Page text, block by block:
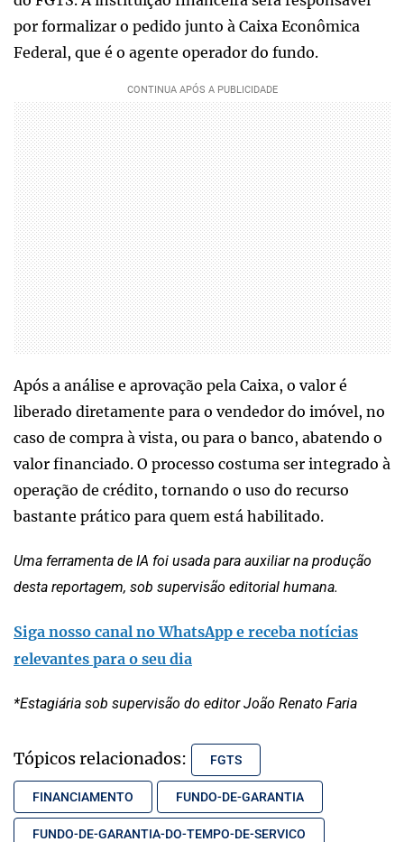
por formalizar o pedido junto à Caixa Econômica
Federal, que é o agente operador do fundo.
Após a análise e aprovação pela Caixa, o valor é
liberado diretamente para o vendedor do imóvel, no
caso de compra à vista, ou para o banco, abatendo o
valor financiado. O processo costuma ser integrado à
operação de crédito, tornando o uso do recurso
bastante prático para quem está habilitado.
Uma ferramenta de IA foi usada para auxiliar na produção
desta reportagem, sob supervisão editorial humana.
Siga nosso canal no WhatsApp e receba notícias
relevantes para o seu dia
*Estagiária sob supervisão do editor João Renato Faria
Tópicos relacionados: FGTS
FINANCIAMENTO FUNDO-DE-GARANTIA
FUNDO-DE-GARANTIA-DO-TEMPO-DE-SERVICO